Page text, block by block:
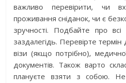
важливо перевірити, чи
проживання сніданок, чи є
зручності. Подбайте про всі
заздалегідь. Перевірте термін
візи (якщо потрібно),
документів. Також варто
плануєте взяти з собою.